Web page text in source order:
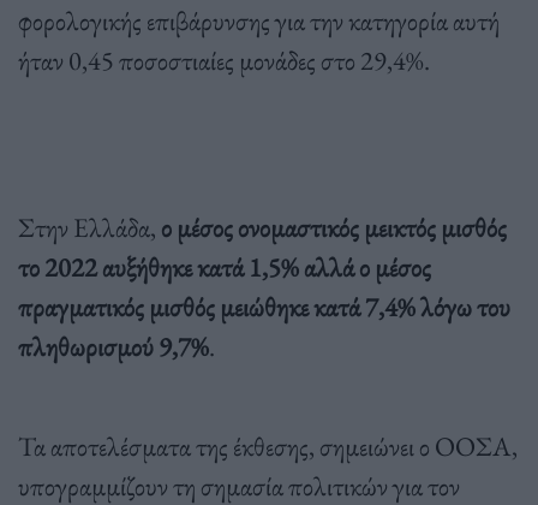
φορολογικής επιβάρυνσης για την κατηγορία αυτή
ήταν 0,45 ποσοστιαίες μονάδες στο 29,4%.
Στην Ελλάδα, ο μέσος ονομαστικός μεικτός μισθός
το 2022 αυξήθηκε κατά 1,5% αλλά ο μέσος
πραγματικός μισθός μειώθηκε κατά 7,4% λόγω του
πληθωρισμού 9,7%.
Τα αποτελέσματα της έκθεσης, σημειώνει ο ΟΟΣΑ,
υπογραμμίζουν τη σημασία πολιτικών για τον